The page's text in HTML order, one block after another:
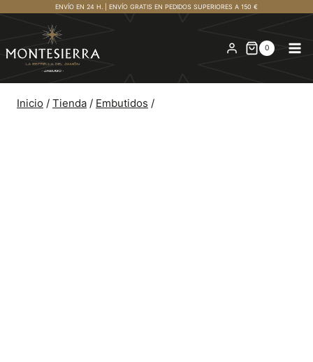
contenido
ENVÍO EN 24 H. | ENVÍO GRATIS EN PEDIDOS SUPERIORES A 150 €
0
Inicio / Tienda / Embutidos /